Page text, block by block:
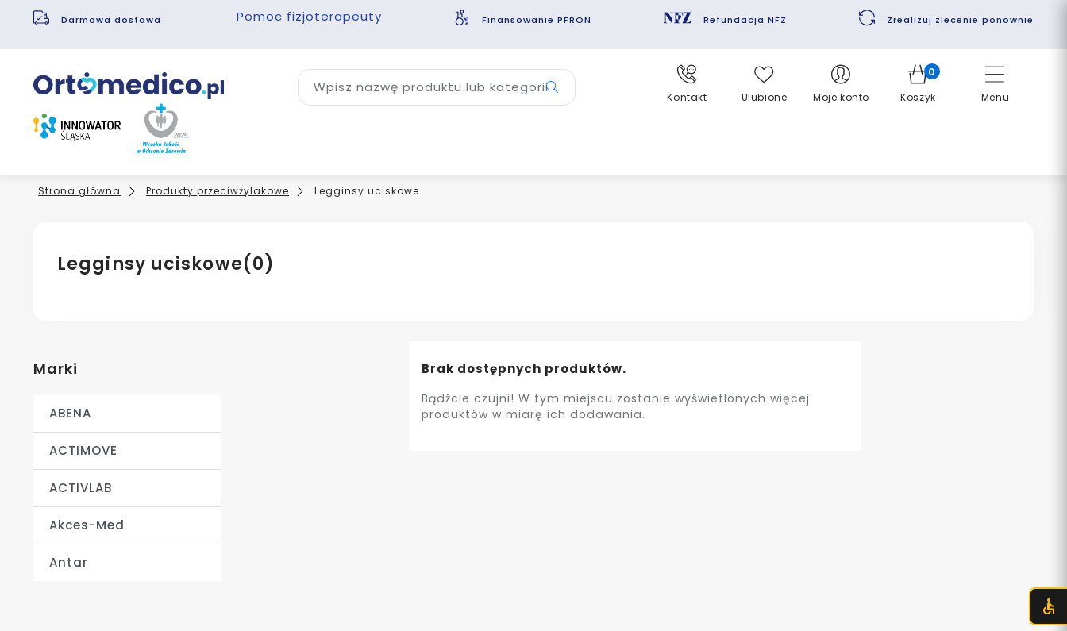
Darmowa dostawa Pomoc fizjoterapeuty Finansowanie PFRON Refundacja NFZ Zrealizuj zlecenie ponownie
Menu
Wpisz nazwę produktu lub kategorii
Kontakt Ulubione Moje konto
0
Koszyk
Strona główna Produkty przeciwżylakowe Legginsy uciskowe
Legginsy uciskowe(0)
Marki
ABENA
ACTIMOVE
ACTIVLAB
Akces-Med
Antar
Brak dostępnych produktów.
Bądźcie czujni! W tym miejscu zostanie wyświetlonych więcej
produktów w miarę ich dodawania.